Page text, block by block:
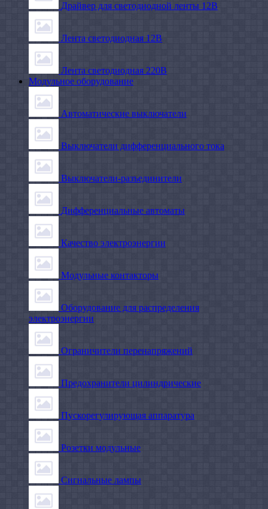
Драйвер для светодиодной ленты 12В
Лента светодиодная 12В
Лента светодиодная 220В
Модульное оборудование
Автоматические выключатели
Выключатели дифференциального тока
Выключатели-разъединители
Дифференциальные автоматы
Качество электроэнергии
Модульные контакторы
Оборудование для распределения
электроэнергии
Ограничители перенапряжений
Предохранители цилиндрические
Пускорегулирующая аппаратура
Розетки модульные
Сигнальные лампы